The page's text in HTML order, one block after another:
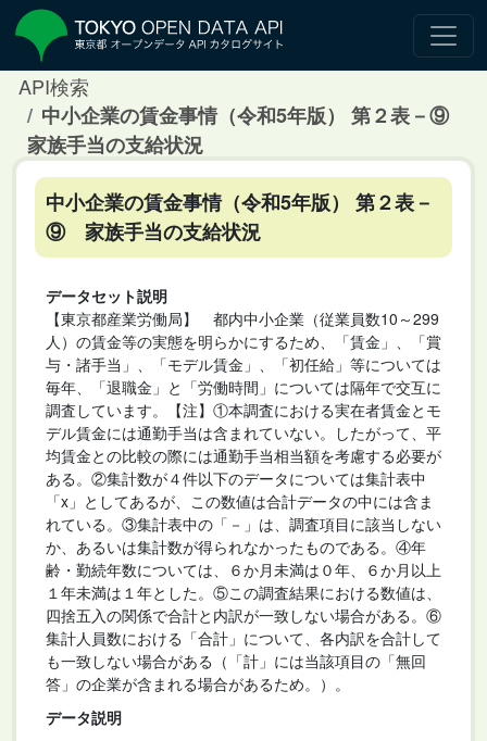
API検索
中小企業の賃金事情（令和5年版） 第２表－⑨
家族手当の支給状況
中小企業の賃金事情（令和5年版） 第２表－
⑨ 家族手当の支給状況
データセット説明
【東京都産業労働局】 都内中小企業（従業員数10～299
人）の賃金等の実態を明らかにするため、「賃金」、「賞
与・諸手当」、「モデル賃金」、「初任給」等については
毎年、「退職金」と「労働時間」については隔年で交互に
調査しています。【注】①本調査における実在者賃金とモ
デル賃金には通勤手当は含まれていない。したがって、平
均賃金との比較の際には通勤手当相当額を考慮する必要が
ある。②集計数が４件以下のデータについては集計表中
「x」としてあるが、この数値は合計データの中には含ま
れている。③集計表中の「－」は、調査項目に該当しない
か、あるいは集計数が得られなかったものである。④年
齢・勤続年数については、６か月未満は０年、６か月以上
１年未満は１年とした。⑤この調査結果における数値は、
四捨五入の関係で合計と内訳が一致しない場合がある。⑥
集計人員数における「合計」について、各内訳を合計して
も一致しない場合がある（「計」には当該項目の「無回
答」の企業が含まれる場合があるため。）。
データ説明